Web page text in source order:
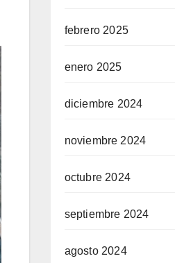
febrero 2025
enero 2025
diciembre 2024
noviembre 2024
octubre 2024
septiembre 2024
agosto 2024